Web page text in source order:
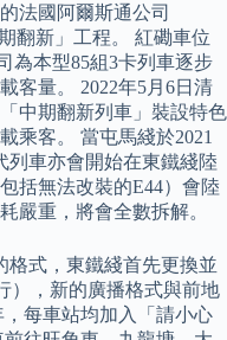
法國阿爾斯通公司
翻新」工程。 紅磡車位
為本型85組3卡列車逐步
客量。 2022年5月6日清
中期翻新列車」裝設特色
乘客。 當屯馬綫於2021
列車亦會開始在東鐵綫陸
括無法改裝的E44）會陸
嚴重，將會全數拆解。
格式，東鐵綫首先更換並
），新的廣播格式與前地
每車站均加入「請小心